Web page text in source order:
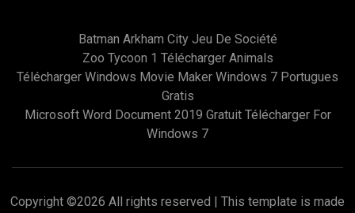
Batman Arkham City Jeu De Société
Zoo Tycoon 1 Télécharger Animals
Télécharger Windows Movie Maker Windows 7 Portugues
Gratis
Microsoft Word Document 2019 Gratuit Télécharger For
Windows 7
Copyright ©2026 All rights reserved | This template is made